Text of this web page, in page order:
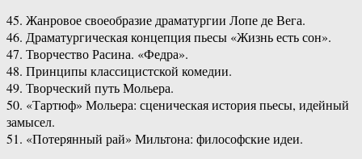
45. Жанровое своеобразие драматургии Лопе де Вега.
46. Драматургическая концепция пьесы «Жизнь есть сон».
47. Творчество Расина. «Федра».
48. Принципы классицистской комедии.
49. Творческий путь Мольера.
50. «Тартюф» Мольера: сценическая история пьесы, идейный
замысел.
51. «Потерянный рай» Мильтона: философские идеи.